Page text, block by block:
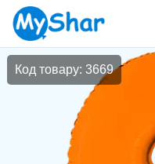
Код товару: 3669